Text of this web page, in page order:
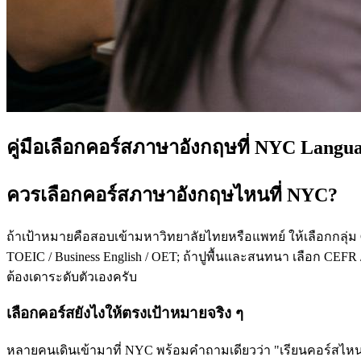
คู่มือเลือกคอร์สภาษาอังกฤษที่ NYC
ควรเลือกคอร์สภาษาอังกฤษไหนที่ NYC?
ถ้าเป้าหมายคือสอบเข้ามหาวิทยาลัยไทยหรือแพทย์ ให้เลือกกลุ่ม
TOEIC / Business English / OET; ถ้าปูพื้นและสนทนา เลือก
ต้องเดาระดับตัวเองครับ
เลือกคอร์สยังไงให้ตรงเป้าหมายจริง ๆ
หลายคนเดินเข้ามาที่ NYC พร้อมคำถามเดียวว่า "เรียนคอร์สไ